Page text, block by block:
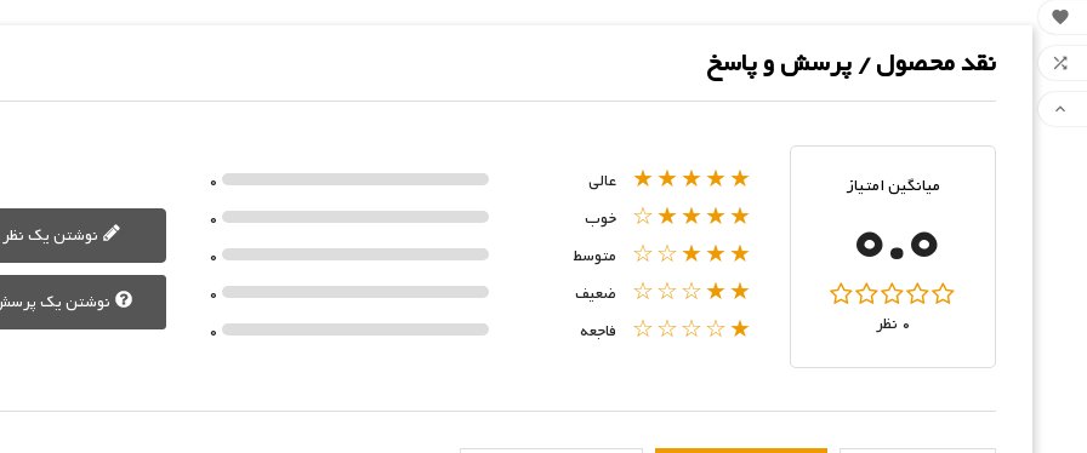
نقد محصول / پرسش و پاسخ
میانگین امتیاز
0.0
0 نظر
★★★★★ عالی 0
★★★★☆ خوب 0
★★★☆☆ متوسط 0
★★☆☆☆ ضعیف 0
★☆☆☆☆ فاجعه 0
نوشتن یک نظر
نوشتن یک


